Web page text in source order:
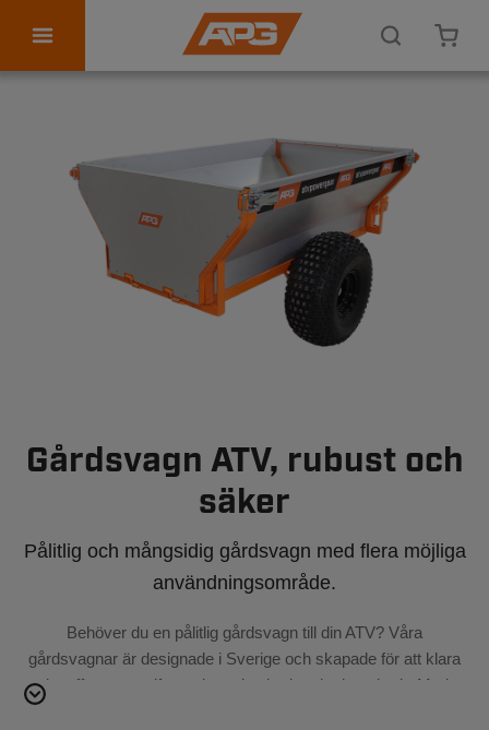
Personlig utrustning
Kontakta oss
Gårdsvagn ATV, rubust och
säker
Pålitlig och mångsidig gårdsvagn med flera möjliga
användningsområde.
Behöver du en pålitlig gårdsvagn till din ATV? Våra
gårdsvagnar är designade i Sverige och skapade för att klara
de tuffaste uppgifterna inom lantbruk och skogsbruk. Med
robust konstruktion och praktiska funktioner är de perfekta för